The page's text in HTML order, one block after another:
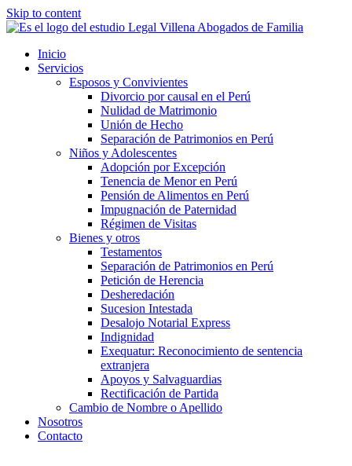
Skip to content
Inicio
Servicios
Esposos y Convivientes
Divorcio por causal en el Perú
Nulidad de Matrimonio
Unión de Hecho
Separación de Patrimonios en Perú
Niños y Adolescentes
Adopción por Excepción
Tenencia de Menor en Perú
Pensión de Alimentos en Perú
Impugnación de Paternidad
Régimen de Visitas
Bienes y otros
Testamentos
Separación de Patrimonios en Perú
Petición de Herencia
Desheredación
Sucesion Intestada
Desalojo Notarial Express
Indignidad
Exequatur: Reconocimiento de sentencia
extranjera
Apoyos y Salvaguardias
Rectificación de Partida
Cambio de Nombre o Apellido
Nosotros
Contacto